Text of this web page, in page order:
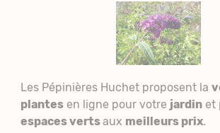
Les Pépinières Huchetproposent la
plantesen ligne pour votre jardinet
espaces vertsaux meilleurs prix.